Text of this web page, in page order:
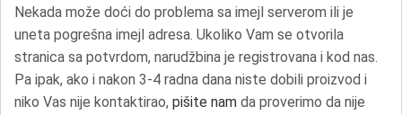
Nekada može doći do problema sa imejl serverom ili je
uneta pogrešna imejl adresa. Ukoliko Vam se otvorila
stranica sa potvrdom, narudžbina je registrovana i kod nas.
Pa ipak, ako i nakon 3-4 radna dana niste dobili proizvod i
niko Vas nije kontaktirao, pišite nam da proverimo da nije